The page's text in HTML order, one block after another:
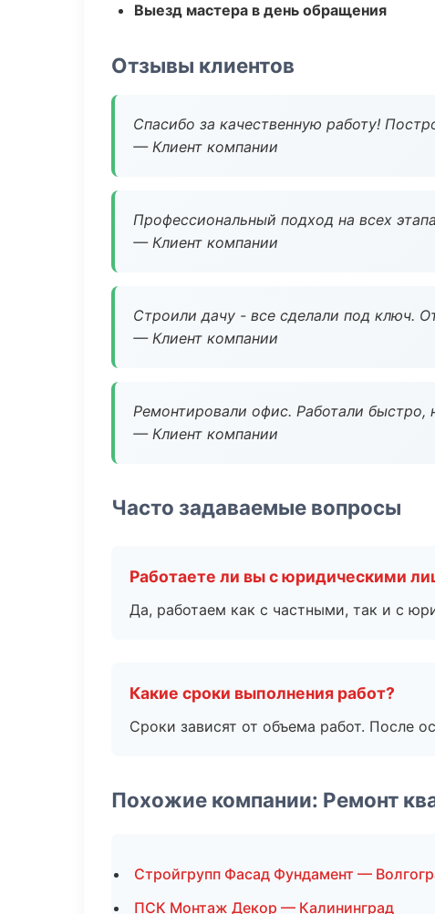
Выезд мастера в день обращения
Отзывы клиентов
Спасибо за качественную работу!
— Клиент компании
Профессиональный подход на всех
— Клиент компании
Строили дачу - все сделали под ключ.
— Клиент компании
Ремонтировали офис. Работали быстро,
— Клиент компании
Часто задаваемые вопросы
Работаете ли вы с юридическими
Да, работаем как с частными, так и с
Какие сроки выполнения работ?
Сроки зависят от объема работ. После
Похожие компании: Ремонт
Стройгрупп Фасад Фундамент —
ПСК Монтаж Декор — Калининград